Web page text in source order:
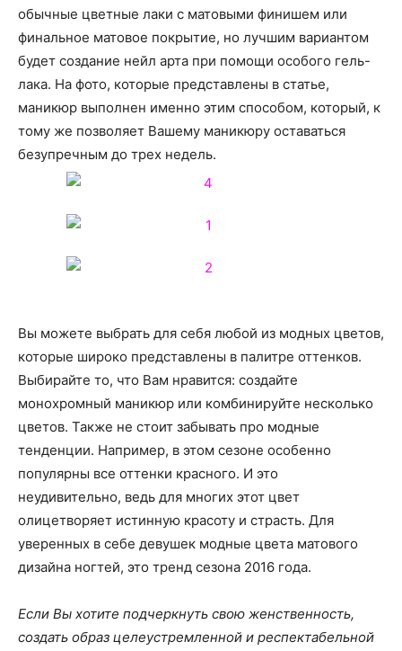
обычные цветные лаки с матовыми финишем или
финальное матовое покрытие, но лучшим вариантом
будет создание нейл арта при помощи особого гель-
лака. На фото, которые представлены в статье,
маникюр выполнен именно этим способом, который, к
тому же позволяет Вашему маникюру оставаться
безупречным до трех недель.
Вы можете выбрать для себя любой из модных цветов,
которые широко представлены в палитре оттенков.
Выбирайте то, что Вам нравится: создайте
монохромный маникюр или комбинируйте несколько
цветов. Также не стоит забывать про модные
тенденции. Например, в этом сезоне особенно
популярны все оттенки красного. И это
неудивительно, ведь для многих этот цвет
олицетворяет истинную красоту и страсть. Для
уверенных в себе девушек модные цвета матового
дизайна ногтей, это тренд сезона 2016 года.
Если Вы хотите подчеркнуть свою женственность,
создать образ целеустремленной и респектабельной